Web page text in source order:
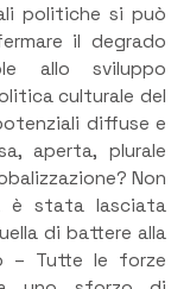
politiche si può
il degrado
allo sviluppo
culturale del
diffuse e
aperta, plurale
Non
è stata lasciata
di battere alla
– Tutte le forze